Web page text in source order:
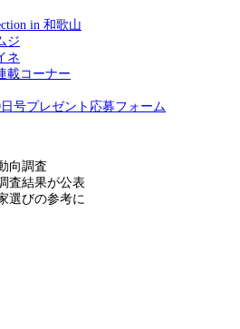
in 和歌山
ジ
ネ
載コーナー
日号プレゼント応募フォーム
向調査
査結果が公表
選びの参考に